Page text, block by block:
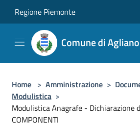
Regione Piemonte
Comune di
Home > Amministrazione >
Modulistica >
Modulistica Anagrafe - Dichiarazione
COMPONENTI